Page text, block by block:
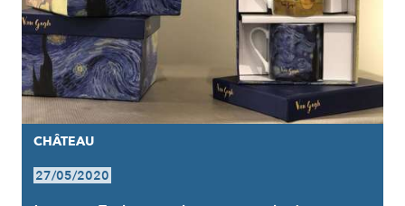
CHÂTEAU
27/05/2020